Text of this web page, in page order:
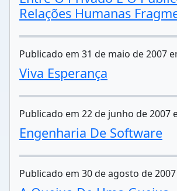
Relações Humanas
Publicado em 31 de maio de 2007
Viva Esperança
Publicado em 22 de junho de 2007
Engenharia De Software
Publicado em 30 de agosto de